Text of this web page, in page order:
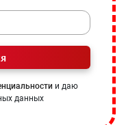
и даю
данных